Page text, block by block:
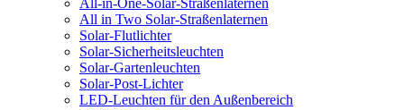
All-in-One-Solar-Straßenlaternen
All in Two Solar-Straßenlaternen
Solar-Flutlichter
Solar-Sicherheitsleuchten
Solar-Gartenleuchten
Solar-Post-Lichter
LED-Leuchten für den Außenbereich